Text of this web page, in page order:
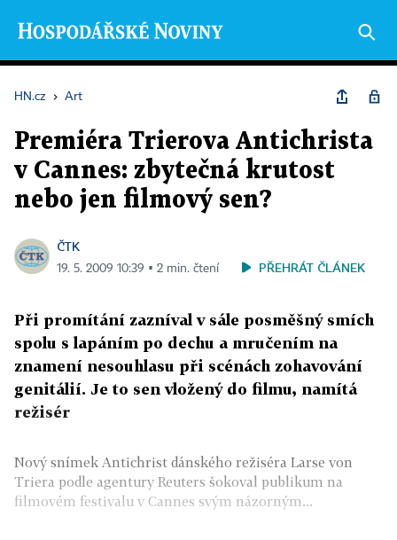
HN.cz › Art
Premiéra Trierova Antichrista
v Cannes: zbytečná krutost
nebo jen filmový sen?
ČTK
19. 5. 2009 10:39 ▪ 2 min. čtení PŘEHRÁT ČLÁNEK
Při promítání zazníval v sále posměšný smích
spolu s lapáním po dechu a mručením na
znamení nesouhlasu při scénách zohavování
genitálií. Je to sen vložený do filmu, namítá
režisér
Nový snímek Antichrist dánského režiséra Larse von
Triera podle agentury Reuters šokoval publikum na
filmovém festivalu v Cannes svým názorným...